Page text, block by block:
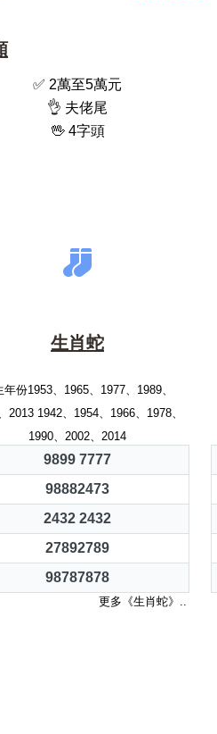
✅ 2萬至5萬元
👌 夫佬尾
🖖 4字頭
生肖蛇
年份1953、1965、1977、1989、
2013 1942、1954、1966、1978、
1990、2002、2014
9899 7777
98882473
2432 2432
27892789
98787878
更多《生肖蛇》..